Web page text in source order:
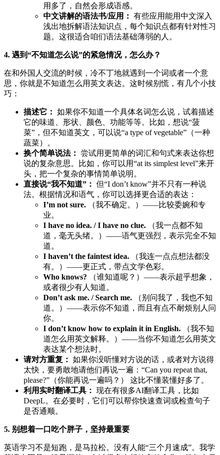
用多了，自然会形成语感。
中文讲解的语法书/应用： 有些应用能用中文深入
浅出地拆解语法知识点，每个知识点都有针对性习
题。这很适合咱们语法基础薄弱的人。
4. 遇到“不知道怎么说”的紧急情况，怎么办？
在和外国人交流的时候，冷不丁地就遇到一个词或者一个意
思，你就是不知道怎么用英文表达。这时候别慌，有几个小技
巧：
描述它： 如果你不知道一个具体名词怎么说，试着描述
它的味道、形状、颜色、功能等等。比如，想说“菠
菜”，但不知道英文，可以说“a type of vegetable”（一种
蔬菜）。
换个简单说法： 尝试用更简单的词汇和句式来表达你想
说的复杂意思。比如，你可以用“at its simplest level”来开
头，把一个复杂的事情简单说明。
直接说“我不知道”： 但“I don’t know”并不只有一种说
法。根据情况和语气，你可以选择更合适的表达：
I’m not sure. （我不确定。）——比较委婉和专
业。
I have no idea. / I have no clue. （我一点都不知
道，毫无头绪。）——语气更强烈，表示完全不知
道。
I haven’t the faintest idea. （我连一点点想法都没
有。）——更正式，带点文学色彩。
Who knows? （谁知道呢？）——表示超乎想象，
或者很少有人知道。
Don’t ask me. / Search me. （别问我了，我也不知
道。）——表示你不知道，而且有点不耐烦别人问
你。
I don’t know how to explain it in English. （我不知
道怎么用英文解释。）——当你不知道怎么用英文
表达某个想法时。
请对方重复： 如果你没听懂对方说的话，或者对方说得
太快，要勇敢地请他们再说一遍：“Can you repeat that,
please?”（你能再说一遍吗？） 这比不懂装懂好多了。
利用实时翻译工具： 现在有很多AI翻译工具，比如
DeepL。在必要时，它们可以帮你快速查词或检查句子
是否通顺。
5. 别想着一口吃个胖子，坚持最重要
英语学习不是短跑，是马拉松。没有人能“三个月速成”。我学